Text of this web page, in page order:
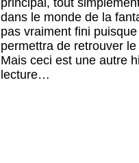
dans le monde de la
pas vraiment fini
permettra de retrouver
Mais ceci est une autre
lecture…